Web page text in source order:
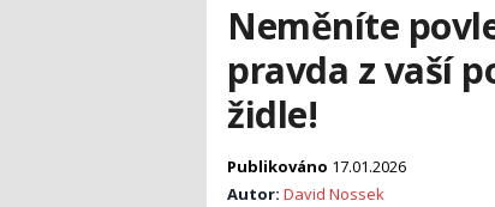
Neměníte
pravda z vaší
židle!
Publikováno 17.01.2026
Autor: David Nossek